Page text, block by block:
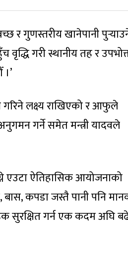
र गुणस्तरीय खानेपानी
गरी स्थानीय तह र
गरिने लक्ष्य राखिएको र आफुले
गर्ने समेत मन्त्री यादवले
एउटा ऐतिहासिक आयोजनाको
कपडा जस्तै पानी पनि
सुरक्षित गर्न एक कदम अघि